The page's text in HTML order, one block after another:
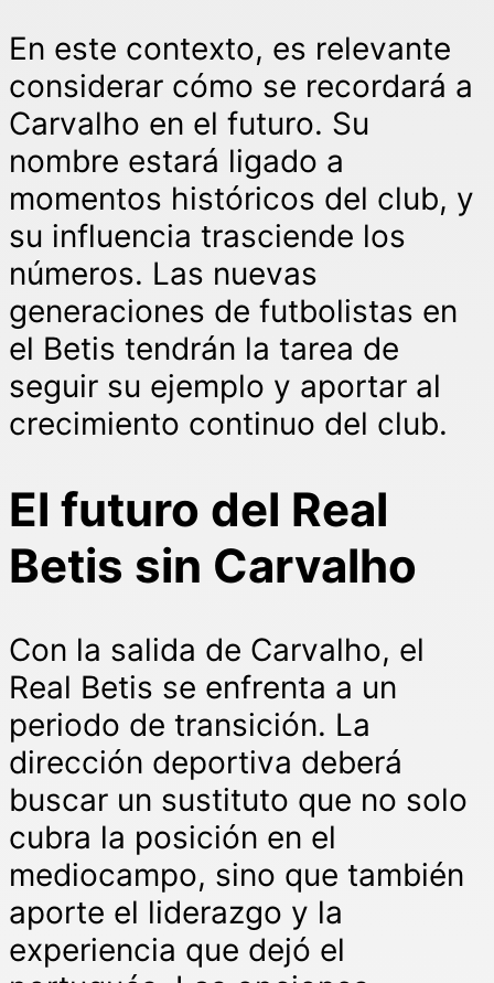
En este contexto, es relevante
considerar cómo se recordará a
Carvalho en el futuro. Su
nombre estará ligado a
momentos históricos del club, y
su influencia trasciende los
números. Las nuevas
generaciones de futbolistas en
el Betis tendrán la tarea de
seguir su ejemplo y aportar al
crecimiento continuo del club.
El futuro del Real
Betis sin Carvalho
Con la salida de Carvalho, el
Real Betis se enfrenta a un
periodo de transición. La
dirección deportiva deberá
buscar un sustituto que no solo
cubra la posición en el
mediocampo, sino que también
aporte el liderazgo y la
experiencia que dejó el